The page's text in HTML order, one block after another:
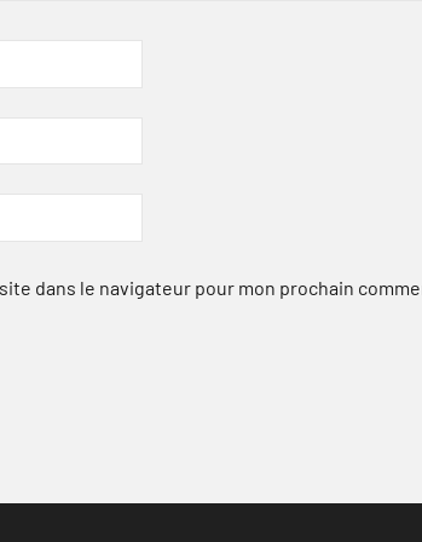
dans le navigateur pour mon prochain